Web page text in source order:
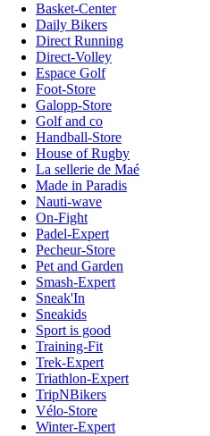
Basket-Center
Daily Bikers
Direct Running
Direct-Volley
Espace Golf
Foot-Store
Galopp-Store
Golf and co
Handball-Store
House of Rugby
La sellerie de Maé
Made in Paradis
Nauti-wave
On-Fight
Padel-Expert
Pecheur-Store
Pet and Garden
Smash-Expert
Sneak'In
Sneakids
Sport is good
Training-Fit
Trek-Expert
Triathlon-Expert
TripNBikers
Vélo-Store
Winter-Expert